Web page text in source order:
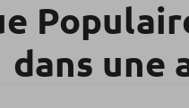
dans une